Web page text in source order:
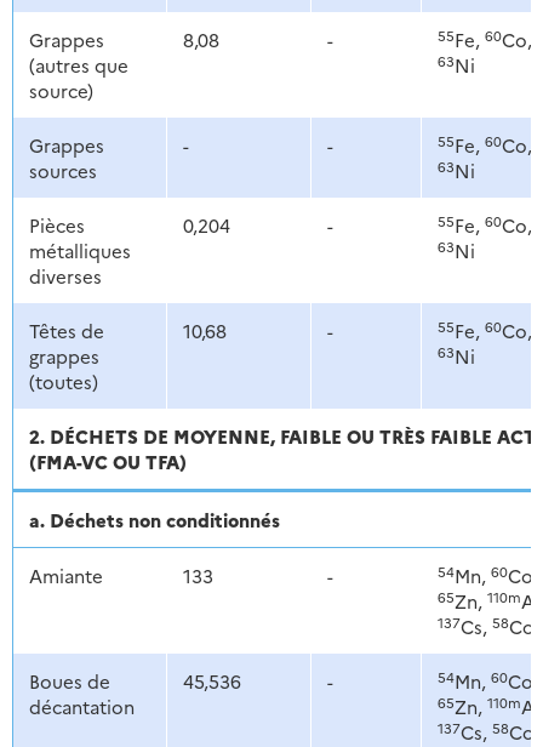
Grappes
(autres que
source)
8,08 - 55Fe, 60Co,
63Ni
Grappes
sources
- - 55Fe, 60Co,
63Ni
Pièces
métalliques
diverses
0,204 - 55Fe, 60Co,
63Ni
Têtes de
grappes
(toutes)
10,68 - 55Fe, 60Co,
63Ni
2. DÉCHETS DE MOYENNE, FAIBLE OU TRÈS FAIBLE
(FMA-VC OU TFA)
a. Déchets non conditionnés
Amiante 133 - 54Mn, 60Co,
65Zn, 110m
137Cs, 58Co
Boues de
décantation
45,536 - 54Mn, 60Co,
65Zn, 110m
137Cs, 58Co